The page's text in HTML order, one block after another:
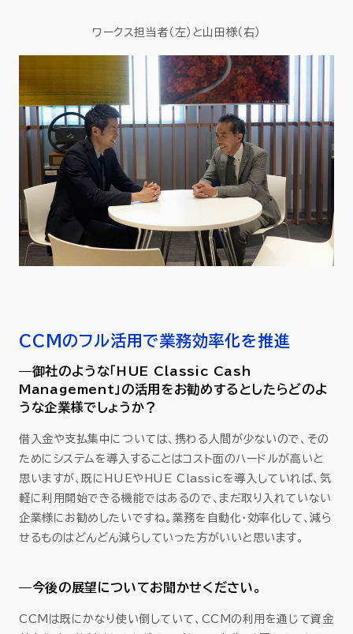
ワークス担当者（左）と山田様（右）
CCMのフル活用で業務効率化を推進
—御社のような「HUE Classic Cash
Management」の活用をお勧めするとしたらどのよ
うな企業様でしょうか？
借入金や支払集中については、携わる人間が少ないので、その
ためにシステムを導入することはコスト面のハードルが高いと
思いますが、既にHUEやHUE Classicを導入していれば、気
軽に利用開始できる機能ではあるので、まだ取り入れていない
企業様にお勧めしたいですね。業務を自動化・効率化して、減ら
せるものはどんどん減らしていった方がいいと思います。
—今後の展望についてお聞かせください。
CCMは既にかなり使い倒していて、CCMの利用を通じて資金